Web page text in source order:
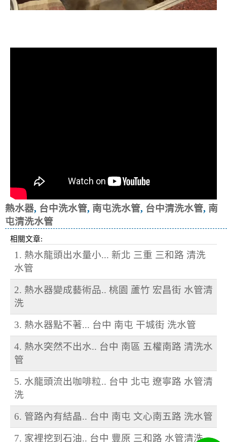
熱水器, 台中洗水管, 南屯洗水管, 台中清洗水管, 南
屯清洗水管
相關文章:
1. 熱水龍頭出水量小... 新北 三重 三和路 清洗
水管
2. 熱水器變成藝術品.. 桃園 蘆竹 宏昌街 水管清
洗
3. 熱水器點不著... 台中 南屯 干城街 洗水管
4. 熱水突然不出水.. 台中 南區 五權南路 清洗水
管
5. 水龍頭流出咖啡粒.. 台中 北屯 遼寧路 水管清
洗
6. 管路內有結晶.. 台中 南屯 文心南五路 洗水管
7. 家裡挖到石油.. 台中 豐原 三和路 水管清洗